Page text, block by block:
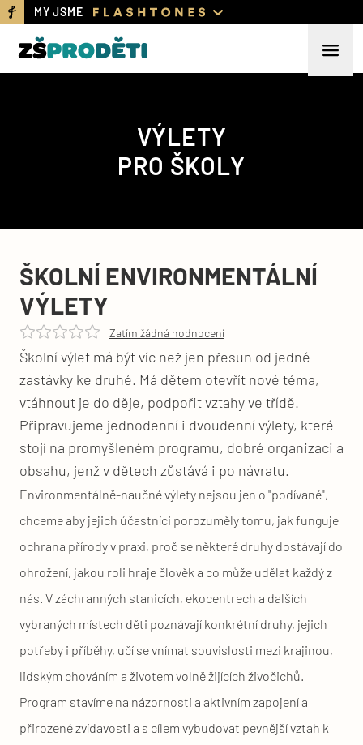
MY JSME
VÝLETY
PRO ŠKOLY
ŠKOLNÍ ENVIRONMENTÁLNÍ
VÝLETY
Zatím žádná hodnocení
Školní výlet má být víc než jen přesun od jedné
zastávky ke druhé. Má dětem otevřít nové téma,
vtáhnout je do děje, podpořit vztahy ve třídě.
Připravujeme jednodenní i dvoudenní výlety, které
stojí na promyšleném programu, dobré organizaci a
obsahu, jenž v dětech zůstává i po návratu.
Environmentálně-naučné výlety nejsou jen o "podívané",
chceme aby jejich účastníci porozuměly tomu, jak funguje
ochrana přírody v praxi, proč se některé druhy dostávají do
ohrožení, jakou roli hraje člověk a co může udělat každý z
nás. V záchranných stanicích, ekocentrech a dalších
vybraných místech děti poznávají konkrétní druhy, jejich
potřeby i příběhy, učí se vnímat souvislosti mezi krajinou,
lidským chováním a životem volně žijících živočichů.
Program stavíme na názornosti a aktivním zapojení a
přirozené zvídavosti a s cílem vybudovat pevnější vztah k